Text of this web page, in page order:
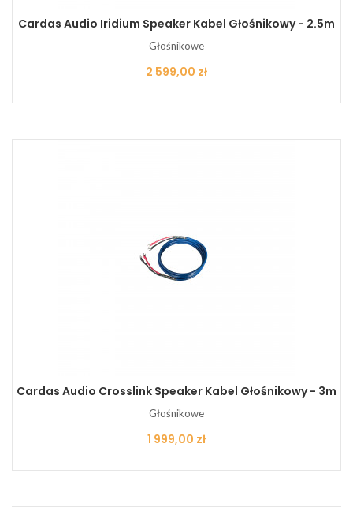
Cardas Audio Iridium Speaker Kabel Głośnikowy - 2.5m
Głośnikowe
Cena
2 599,00 zł
Cardas Audio Crosslink Speaker Kabel Głośnikowy - 3m
Głośnikowe
Cena
1 999,00 zł